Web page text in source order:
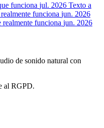
funciona jul. 2026 Texto a
funciona jun. 2026
funciona jun. 2026
de sonido natural con
al RGPD.